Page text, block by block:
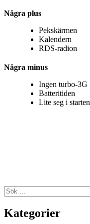
Några plus
Pekskärmen
Kalendern
RDS-radion
Några minus
Ingen turbo-3G
Batteritiden
Lite seg i starten
Kategorier